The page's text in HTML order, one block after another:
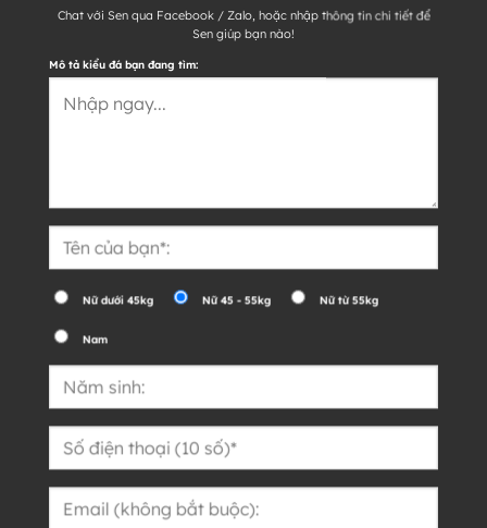
Chat với Sen qua Facebook / Zalo, hoặc nhập thông tin chi tiết để
Sen giúp bạn nào!
Mô tả kiểu đá bạn đang tìm:
Nữ dưới 45kg Nữ 45 - 55kg Nữ từ 55kg
Nam